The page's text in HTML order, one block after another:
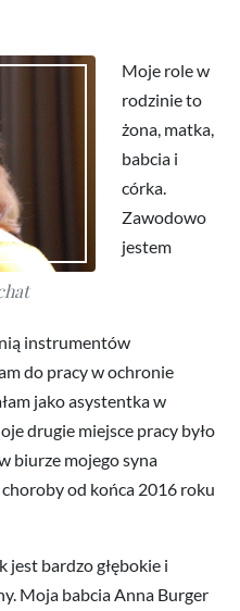
Moje role w
rodzinie to
żona, matka,
babcia i
córka.
Zawodowo
jestem
instrumentów
do pracy w ochronie
jako asystentka w
drugie miejsce pracy było
biurze mojego syna
od końca 2016 roku
jest bardzo głębokie i
Moja babcia Anna Burger